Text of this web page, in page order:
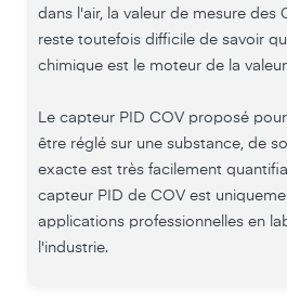
dans l'air, la valeur de mesure des
reste toutefois difficile de savoir
chimique est le moteur de la
Le capteur PID COV proposé
être réglé sur une substance, de
exacte est très facilement
capteur PID de COV est
applications professionnelles en
l'industrie.